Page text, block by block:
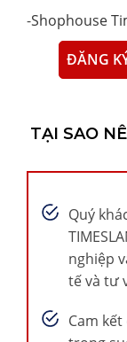
-Shophouse
ĐĂNG
TẠI SAO
Quý
nghiệp
tế và tư
Cam